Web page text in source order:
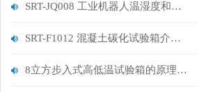
SRT-JQ008 工业机器人温湿度和气压试验箱的应用介绍 符合检测标准
SRT-F1012 混凝土碳化试验箱介绍 操作简单便捷
8立方步入式高低温试验箱的原理是什么 提供技术指导 山东赛锐特